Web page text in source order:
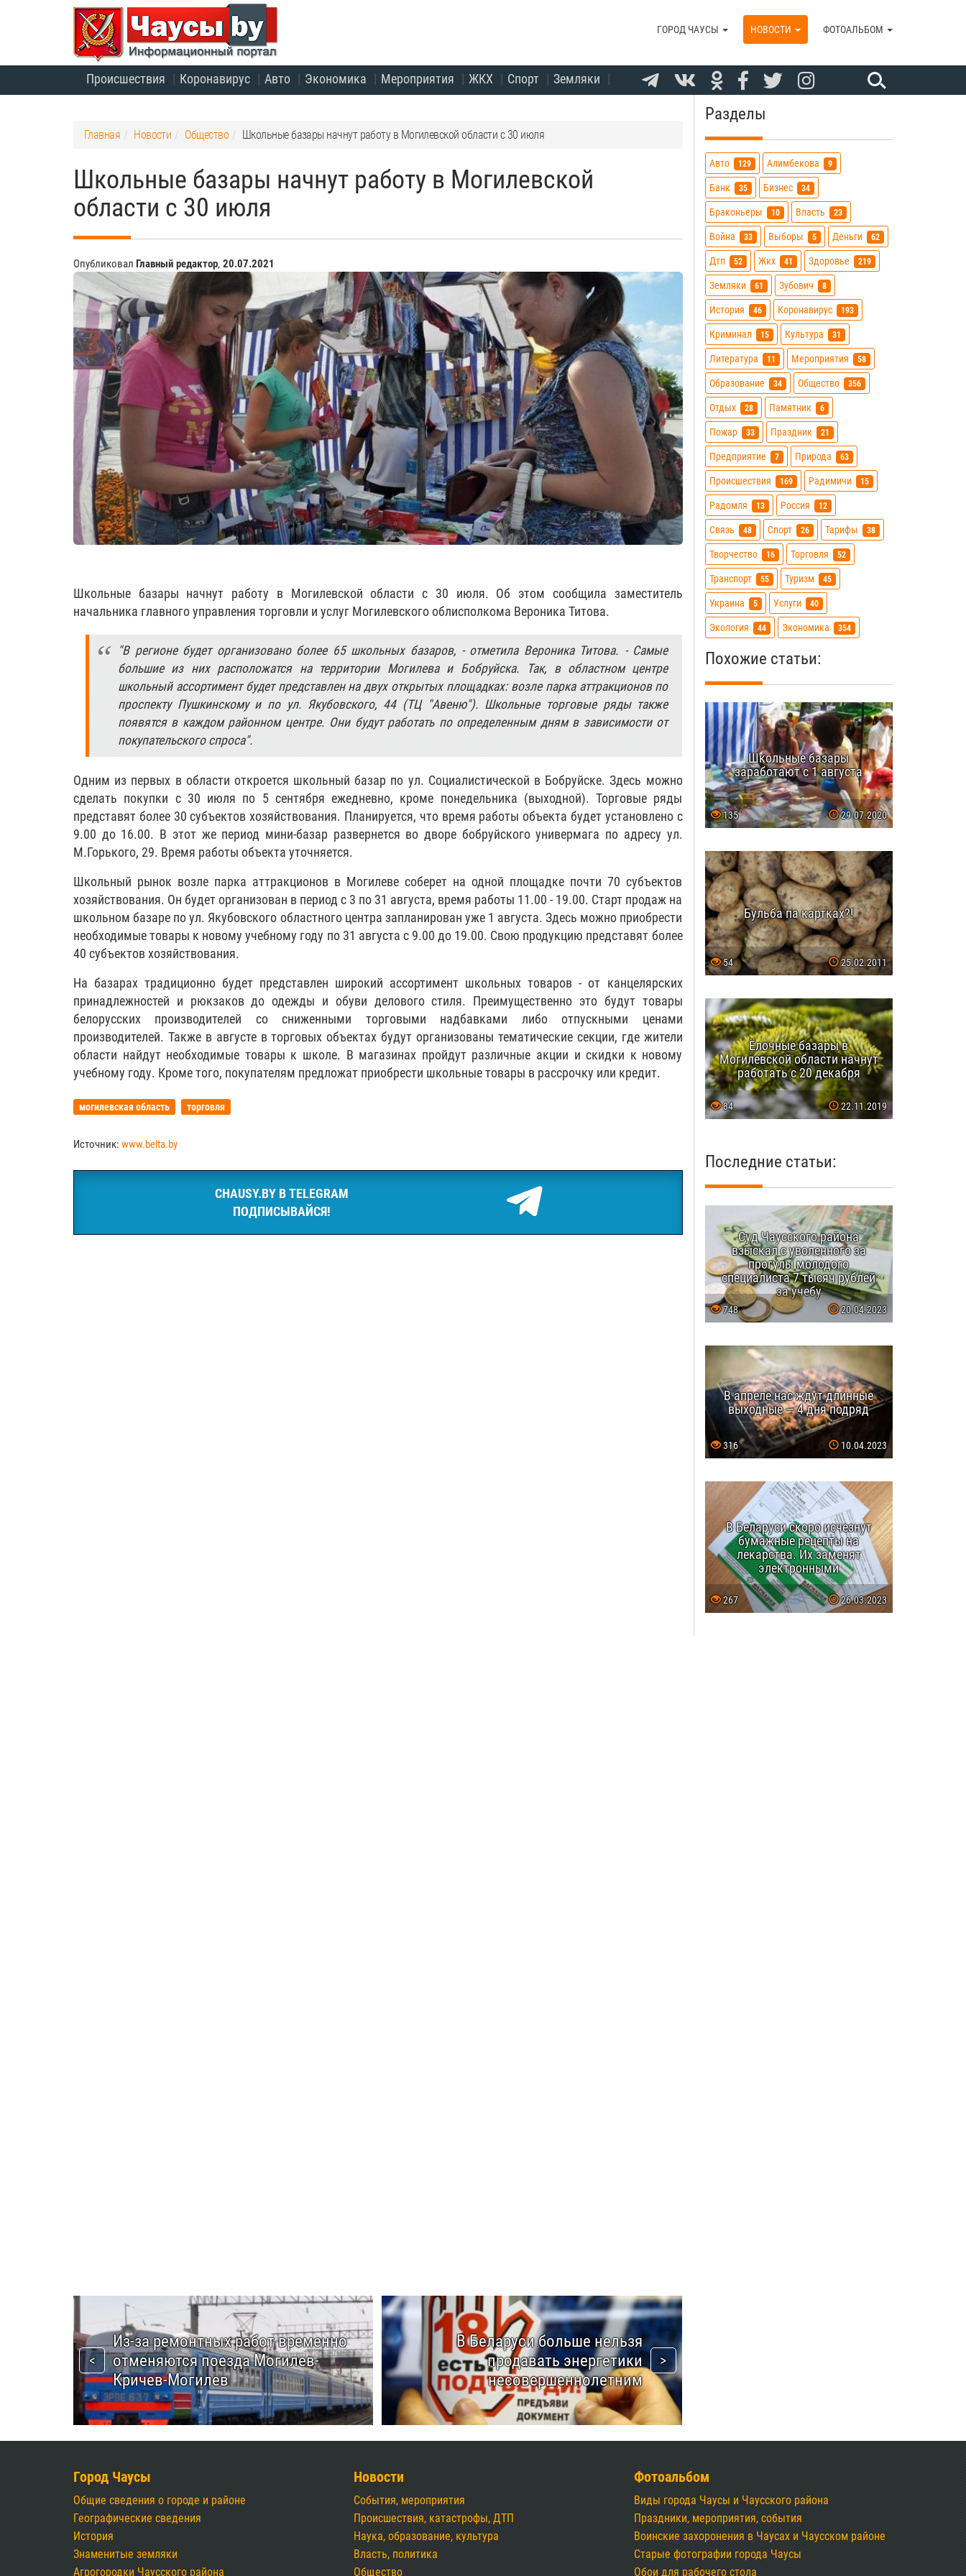
Происшествия Коронавирус Авто Экономика Мероприятия ЖКХ Спорт Земляки
ГОРОД ЧАУСЫ НОВОСТИ ФОТОАЛЬБОМ
Главная Новости Общество Школьные базары начнут работу в Могилевской области с 30 июля
Школьные базары начнут работу в Могилевской
области с 30 июля
Опубликовал Главный редактор, 20.07.2021
Школьные базары начнут работу в Могилевской области с 30 июля. Об этом сообщила заместитель
начальника главного управления торговли и услуг Могилевского облисполкома Вероника Титова.
"В регионе будет организовано более 65 школьных базаров, - отметила Вероника Титова. - Самые
большие из них расположатся на территории Могилева и Бобруйска. Так, в областном центре
школьный ассортимент будет представлен на двух открытых площадках: возле парка аттракционов по
проспекту Пушкинскому и по ул. Якубовского, 44 (ТЦ "Авеню"). Школьные торговые ряды также
появятся в каждом районном центре. Они будут работать по определенным дням в зависимости от
покупательского спроса".
Одним из первых в области откроется школьный базар по ул. Социалистической в Бобруйске. Здесь можно
сделать покупки с 30 июля по 5 сентября ежедневно, кроме понедельника (выходной). Торговые ряды
представят более 30 субъектов хозяйствования. Планируется, что время работы объекта будет установлено с
9.00 до 16.00. В этот же период мини-базар развернется во дворе бобруйского универмага по адресу ул.
М.Горького, 29. Время работы объекта уточняется.
Школьный рынок возле парка аттракционов в Могилеве соберет на одной площадке почти 70 субъектов
хозяйствования. Он будет организован в период с 3 по 31 августа, время работы 11.00 - 19.00. Старт продаж на
школьном базаре по ул. Якубовского областного центра запланирован уже 1 августа. Здесь можно приобрести
необходимые товары к новому учебному году по 31 августа с 9.00 до 19.00. Свою продукцию представят более
40 субъектов хозяйствования.
На базарах традиционно будет представлен широкий ассортимент школьных товаров - от канцелярских
принадлежностей и рюкзаков до одежды и обуви делового стиля. Преимущественно это будут товары
белорусских производителей со сниженными торговыми надбавками либо отпускными ценами
производителей. Также в августе в торговых объектах будут организованы тематические секции, где жители
области найдут необходимые товары к школе. В магазинах пройдут различные акции и скидки к новому
учебному году. Кроме того, покупателям предложат приобрести школьные товары в рассрочку или кредит.
могилевская область торговля
Источник: www.belta.by
CHAUSY.BY В TELEGRAM
ПОДПИСЫВАЙСЯ!
Из-за ремонтных работ временно
отменяются поезда Могилев-
Кричев-Могилев
В Беларуси больше нельзя
продавать энергетики
несовершеннолетним
Разделы
Авто 129 Алимбекова 9
Банк 35 Бизнес 34
Браконьеры 10 Власть 23
Война 33 Выборы 5 Деньги 62
Дтп 52 Жкх 41 Здоровье 219
Земляки 61 Зубович 8
История 46 Коронавирус 193
Криминал 15 Культура 31
Литература 11 Мероприятия 58
Образование 34 Общество 356
Отдых 28 Памятник 6
Пожар 33 Праздник 21
Предприятие 7 Природа 63
Происшествия 169 Радимичи 15
Радомля 13 Россия 12
Связь 48 Спорт 26 Тарифы 38
Творчество 16 Торговля 52
Транспорт 55 Туризм 45
Украина 5 Услуги 40
Экология 44 Экономика 354
Похожие статьи:
Школьные базары
заработают с 1 августа
135 29.07.2020
Бульба па картках?!
54 25.02.2011
Ёлочные базары в
Могилевской области начнут
работать с 20 декабря
84 22.11.2019
Последние статьи:
Суд Чаусского района
взыскал с уволенного за
прогулы молодого
специалиста 7 тысяч рублей
за учебу
748 20.04.2023
В апреле нас ждут длинные
выходные — 4 дня подряд
316 10.04.2023
В Беларуси скоро исчезнут
бумажные рецепты на
лекарства. Их заменят
электронными
267 26.03.2023
Город Чаусы
Общие сведения о городе и районе
Географические сведения
История
Знаменитые земляки
Агрогородки Чаусского района
Новости
События, мероприятия
Происшествия, катастрофы, ДТП
Наука, образование, культура
Власть, политика
Общество
Фотоальбом
Виды города Чаусы и Чаусского района
Праздники, мероприятия, события
Воинские захоронения в Чаусах и Чаусском районе
Старые фотографии города Чаусы
Обои для рабочего стола